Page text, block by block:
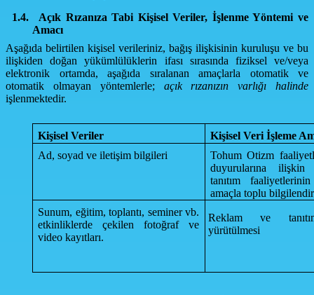
1.4.
Açık Rızanıza Tabi Kişisel Veriler, İşlenme Yöntemi ve
Amacı
Aşağıda belirtilen kişisel verileriniz, bağış ilişkisinin kuruluşu ve bu
ilişkiden doğan yükümlülüklerin ifası sırasında fiziksel ve/veya
elektronik ortamda, aşağıda sıralanan amaçlarla otomatik ve
otomatik olmayan yöntemlerle; açık rızanızın varlığı halinde
işlenmektedir.
Kişisel Veriler
Kişisel Veri İşleme
Ad, soyad ve iletişim bilgileri
Tohum Otizm
duyurularına
tanıtım
amaçla toplu
Sunum, eğitim, toplantı, seminer vb.
etkinliklerde çekilen fotoğraf ve
video kayıtları.
Reklam ve
yürütülmesi